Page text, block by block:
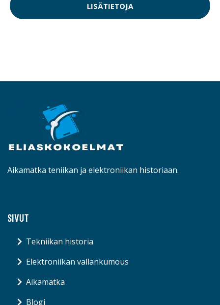
LISÄTIETOJA
Aikamatka teniikan ja elektroniikan historiaan.
SIVUT
Tekniikan historia
Elektroniikan vallankumous
Aikamatka
Blogi